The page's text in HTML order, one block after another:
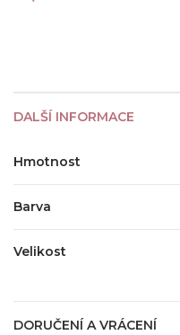
DALŠÍ INFORMACE
Hmotnost
Barva
Velikost
DORUČENÍ A VRÁCENÍ